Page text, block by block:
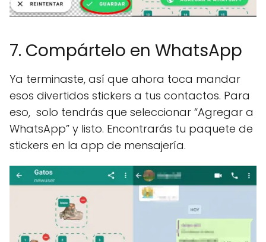
7. Compártelo en WhatsApp
Ya terminaste, así que ahora toca mandar
esos divertidos stickers a tus contactos. Para
eso, solo tendrás que seleccionar “Agregar a
WhatsApp” y listo. Encontrarás tu paquete de
stickers en la app de mensajería.